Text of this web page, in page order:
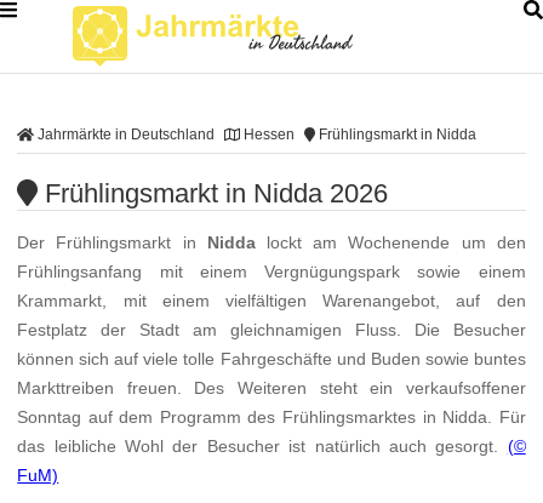
Jahrmärkte in Deutschland Hessen Frühlingsmarkt in Nidda
Frühlingsmarkt in Nidda 2026
Der Frühlingsmarkt in Niddalockt am Wochenende um den
Frühlingsanfang mit einem Vergnügungspark sowie einem
Krammarkt, mit einem vielfältigen Warenangebot, auf den
Festplatz der Stadt am gleichnamigen Fluss. Die Besucher
können sich auf viele tolle Fahrgeschäfte und Buden sowie buntes
Markttreiben freuen. Des Weiteren steht ein verkaufsoffener
Sonntag auf dem Programm des Frühlingsmarktes in Nidda. Für
das leibliche Wohl der Besucher ist natürlich auch gesorgt. (©
FuM)